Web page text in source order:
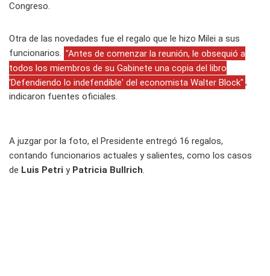
Congreso.
Otra de las novedades fue el regalo que le hizo Milei a sus
funcionarios. "Antes de comenzar la reunión, le obsequió a
todos los miembros de su Gabinete una copia del libro
'Defendiendo lo indefendible' del economista Walter Block" ,
indicaron fuentes oficiales.
A juzgar por la foto, el Presidente entregó 16 regalos,
contando funcionarios actuales y salientes, como los casos
de Luis Petri y Patricia Bullrich.